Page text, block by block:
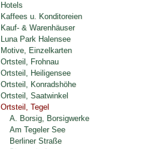
Hotels
Kaffees u. Konditoreien
Kauf- & Warenhäuser
Luna Park Halensee
Motive, Einzelkarten
Ortsteil, Frohnau
Ortsteil, Heiligensee
Ortsteil, Konradshöhe
Ortsteil, Saatwinkel
Ortsteil, Tegel
A. Borsig, Borsigwerke
Am Tegeler See
Berliner Straße